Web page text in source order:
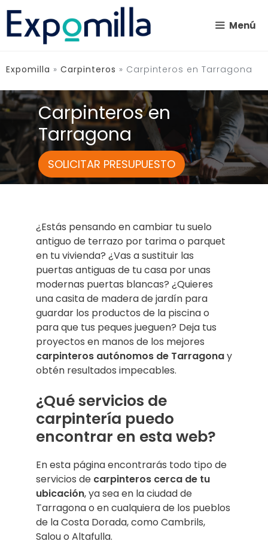
Saltar
contenido
Menú
Expomilla » Carpinteros » Carpinteros en Tarragona
Carpinteros en
Tarragona
SOLICITAR PRESUPUESTO
¿Estás pensando en cambiar tu suelo
antiguo de terrazo por tarima o parquet
en tu vivienda? ¿Vas a sustituir las
puertas antiguas de tu casa por unas
modernas puertas blancas? ¿Quieres
una casita de madera de jardín para
guardar los productos de la piscina o
para que tus peques jueguen? Deja tus
proyectos en manos de los mejores
carpinteros autónomos de Tarragonay
obtén resultados impecables.
¿Qué servicios de
carpintería puedo
encontrar en esta web?
En esta página encontrarás todo tipo de
servicios de carpinteros cerca de tu
ubicación, ya sea en la ciudad de
Tarragona o en cualquiera de los pueblos
de la Costa Dorada, como Cambrils,
Salou o Altafulla.